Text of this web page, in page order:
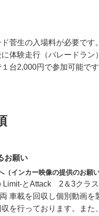
菅生の入場料が必要です
体験走行（パレードラン
台2,000円で参加可能で
お願い
インカー映像の提供のお願
とAttack 2＆3クラス
車載を回収し個別動画を
を行っております。また